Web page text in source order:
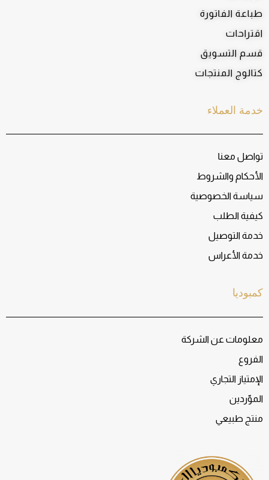
كمبوديا
معلومات عن الشركة
الفروع
الإمتياز التجاري
الموّردين
منتج طبيعي
خدمة العملاء
تواصل معنا
الأحكام والشروط
سياسة الخصوصية
كيفية الطلب
خدمة التوصيل
خدمة الأعراس
طباعة الفاتورة
اقتراحات
قسم التسويق
كتالوج المنتجات